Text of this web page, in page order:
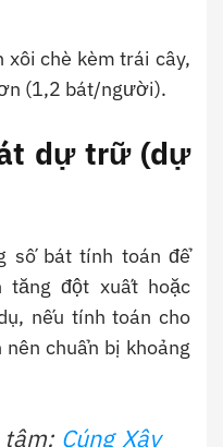
xôi chè kèm trái cây,
(1,2 bát/người).
dự trữ (dự
số bát tính toán để
tăng đột xuất hoặc
nếu tính toán cho
chuẩn bị khoảng
tâm: Cúng Xây